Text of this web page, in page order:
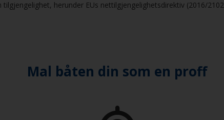
herunder EUs nettilgjengelighetsdirektiv (2016/
Mal båten din som en proff